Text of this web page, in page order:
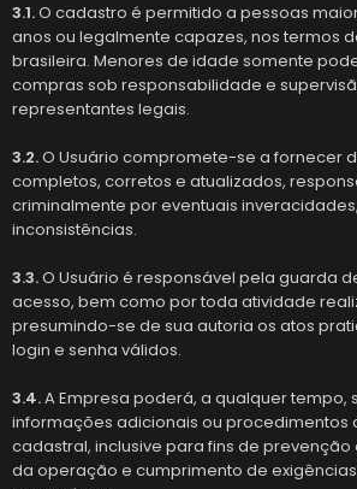
3.1.O cadastro é permitido a pessoas
anos ou legalmente capazes, nos termos
brasileira. Menores de idade somente
compras sob responsabilidade e
representantes legais.
3.2.O Usuário compromete-se a fornecer
completos, corretos e atualizados,
criminalmente por eventuais
inconsistências.
3.3.O Usuário é responsável pela guarda
acesso, bem como por toda atividade
presumindo-se de sua autoria os atos
login e senha válidos.
3.4.A Empresa poderá, a qualquer tempo,
informações adicionais ou procedimentos
cadastral, inclusive para fins de
da operação e cumprimento de